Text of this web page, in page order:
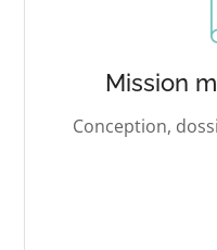
Mission
Conception,